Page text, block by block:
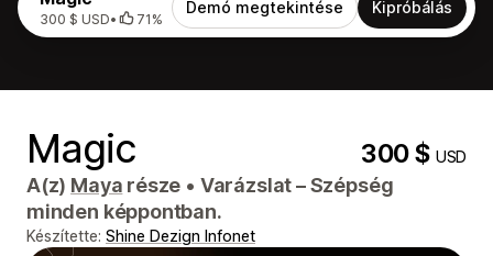
300 $ USD• 71%
Demó megtekintése Kipróbálás
Magic 300 $USD
A(z) Maya része • Varázslat – Szépség
minden képpontban.
Készítette: Shine Dezign Infonet